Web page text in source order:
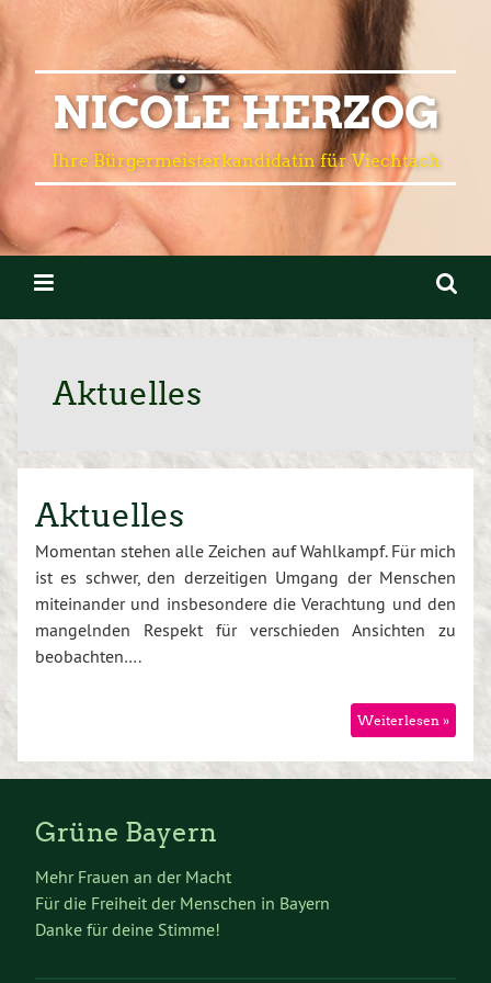
NICOLE HERZOG
Ihre Bürgermeisterkandidatin für Viechtach
Aktuelles
Aktuelles
Momentan stehen alle Zeichen auf Wahlkampf. Für mich
ist es schwer, den derzeitigen Umgang der Menschen
miteinander und insbesondere die Verachtung und den
mangelnden Respekt für verschieden Ansichten zu
beobachten….
Weiterlesen »
Grüne Bayern
Mehr Frauen an der Macht
Für die Freiheit der Menschen in Bayern
Danke für deine Stimme!